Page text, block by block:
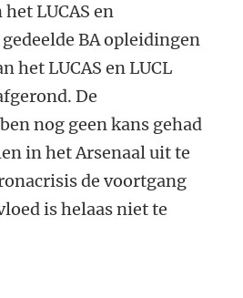
LUCAS en
BA opleidingen
het LUCAS en LUCL
De
nog geen kans gehad
in het Arsenaal uit te
de voortgang
is helaas niet te